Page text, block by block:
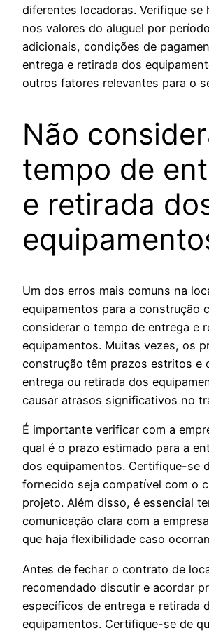
diferentes locadoras. Verifique se
nos valores do aluguel por
adicionais, condições de
entrega e retirada dos
outros fatores relevantes para o
Não
tempo de
e retirada
Um dos erros mais comuns na
equipamentos para a construção
considerar o tempo de entrega e
equipamentos. Muitas vezes, os
construção têm prazos estritos e
entrega ou retirada dos
causar atrasos significativos no
É importante verificar com a
qual é o prazo estimado para a
dos equipamentos. Certifique-se
fornecido seja compatível com o
projeto. Além disso, é essencial
comunicação clara com a
que haja flexibilidade caso
Antes de fechar o contrato de
recomendado discutir e acordar
específicos de entrega e retirada
equipamentos. Certifique-se de